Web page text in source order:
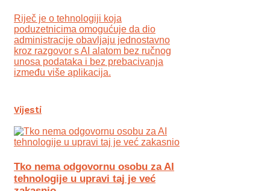
Riječ je o tehnologiji koja
poduzetnicima omogućuje da dio
administracije obavljaju jednostavno
kroz razgovor s AI alatom bez ručnog
unosa podataka i bez prebacivanja
između više aplikacija.
Vijesti
Tko nema odgovornu osobu za AI
tehnologije u upravi taj je već